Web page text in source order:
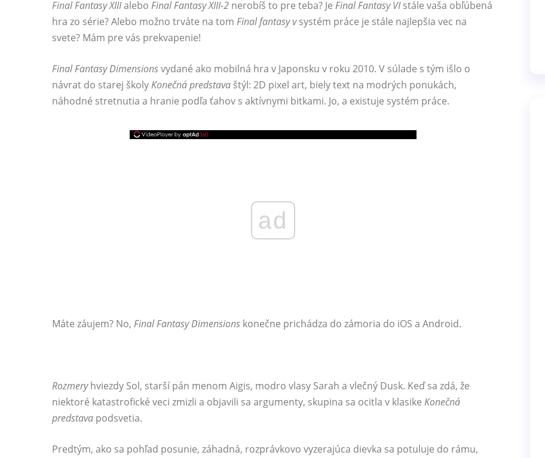
Final Fantasy XIIIalebo Final Fantasy XIII-2 nerobíš to pre teba? Je Final Fantasy VIstále vaša obľúbená
hra zo série? Alebo možno trváte na tom Final fantasy vsystém práce je stále najlepšia vec na
svete? Mám pre vás prekvapenie!
Final Fantasy Dimensionsvydané ako mobilná hra v Japonsku v roku 2010. V súlade s tým išlo o
návrat do starej školyKonečná predstava štýl: 2D pixel art, biely text na modrých ponukách,
náhodné stretnutia a hranie podľa ťahov s aktívnymi bitkami. Jo, a existuje systém práce.
ad
Máte záujem? No, Final Fantasy Dimensions konečne prichádza do zámoria do iOS a Android.
Rozmeryhviezdy Sol, starší pán menom Aigis, modro vlasy Sarah a vlečný Dusk. Keď sa zdá, že
niektoré katastrofické veci zmizli a objavili sa argumenty, skupina sa ocitla v klasike Konečná
predstava podsvetia.
Predtým, ako sa pohľad posunie, záhadná, rozprávkovo vyzerajúca dievka sa potuluje do rámu,